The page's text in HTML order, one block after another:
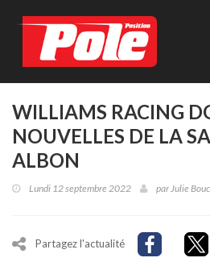
WILLIAMS RACING
NOUVELLES DE LA
ALBON
Lundi 12 septembre 2022 parJulie
Partagez l'actualité